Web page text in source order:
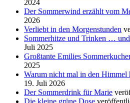
2024
Der Sommerwind erzählt vom
2026
Verliebt in den Morgenstunden
Sommerhitze und Trinken …
Juli 2025
Großtante Emilies
2025
Warum nicht mal in den Himmel
19. Juli 2026
Der Sommerdrink für Marie